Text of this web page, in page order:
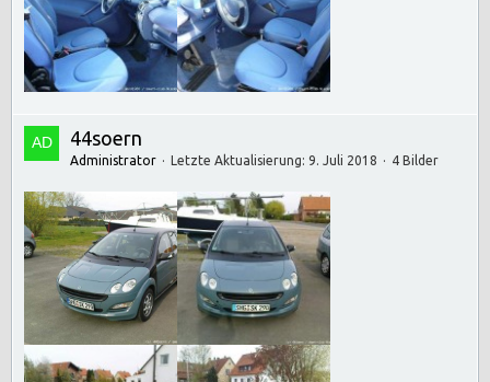
44soern
Administrator Letzte Aktualisierung: 9. Juli 2018 4 Bilder